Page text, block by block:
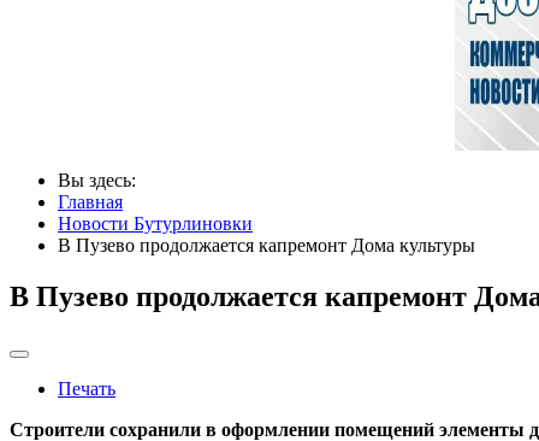
Вы здесь:
Главная
Новости Бутурлиновки
В Пузево продолжается капремонт Дома культуры
В Пузево продолжается капремонт
Печать
Строители сохранили в оформлении помещений элементы